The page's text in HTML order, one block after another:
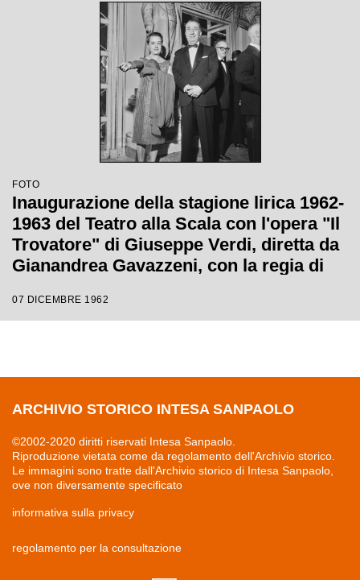
FOTO
Inaugurazione della stagione lirica 1962-
1963 del Teatro alla Scala con l'opera "Il
Trovatore" di Giuseppe Verdi, diretta da
Gianandrea Gavazzeni, con la regia di
07 DICEMBRE 1962
ARCHIVIO STORICO INTESA SANPAOLO
©2002-2020 diritti riservati Intesa Sanpaolo.
Riproduzione vietata come da regolamento dell'Archivio storico.
Le immagini sono tratte dall'Archivio storico di Intesa Sanpaolo,
ove non diversamente specificato
informativa sulla privacy
regolamento per la consultazione